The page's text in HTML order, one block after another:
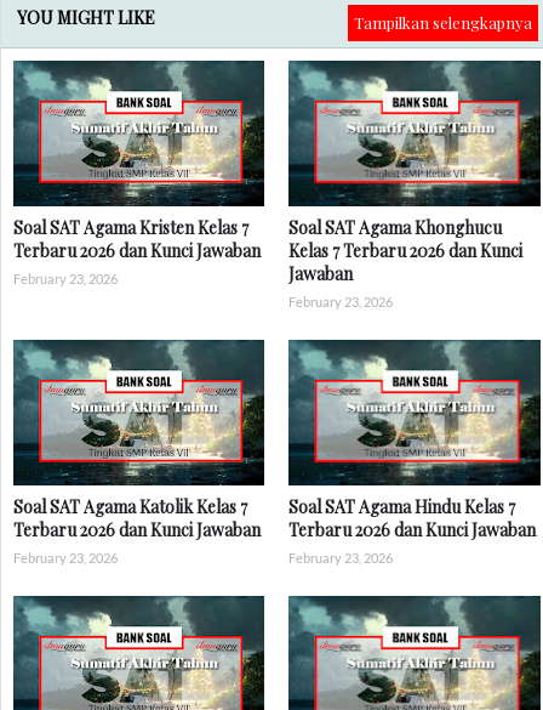
YOU MIGHT LIKE Tampilkan selengkapnya
Soal SAT Agama Kristen Kelas 7
Terbaru 2026 dan Kunci Jawaban
February 23, 2026
Soal SAT Agama Khonghucu
Kelas 7 Terbaru 2026 dan Kunci
Jawaban
February 23, 2026
Soal SAT Agama Katolik Kelas 7
Terbaru 2026 dan Kunci Jawaban
February 23, 2026
Soal SAT Agama Hindu Kelas 7
Terbaru 2026 dan Kunci Jawaban
February 23, 2026